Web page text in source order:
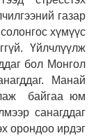
газар
хүмүүс
Үйлчлүүлж
бол Монгол
Манай
байгаа юм
санагддаг
орондоо ирдэг